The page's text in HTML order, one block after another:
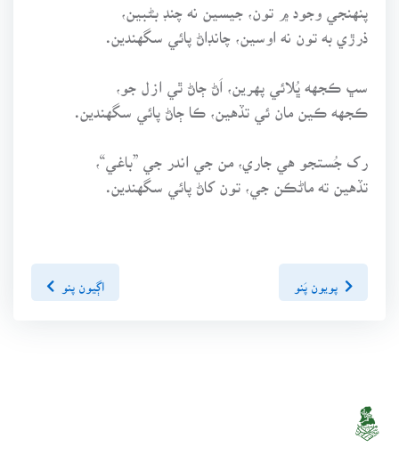
پنهنجي وجود ۾ تون، جيسين نه چنڊ بڻبين،
ذرڙي به تون نه اوسين، چانڊاڻ پائي سگهندين.
سڀ ڪجهه ڀُلائي پهرين، اَڻ ڄاڻ ٿي ازل جو،
ڪجهه ڪين مان ئي تڏهين، ڪا ڄاڻ پائي سگهندين.
رک جُستجو هي جاري، من جي اندر جي ”باغي“،
تڏهين ته ماڻڪن جي، تون کاڻ پائي سگهندين.
پويون پَنو اڳيون پنو